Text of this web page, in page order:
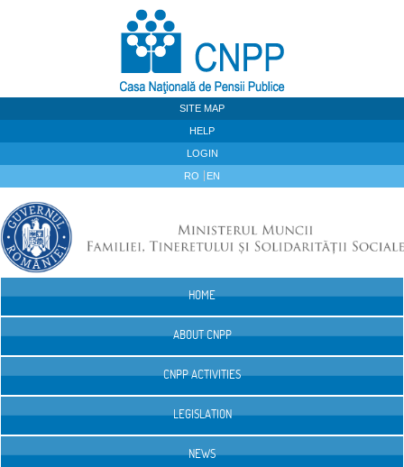
SITE MAP
HELP
LOGIN
RO EN
HOME
ABOUT CNPP
CNPP ACTIVITIES
LEGISLATION
NEWS